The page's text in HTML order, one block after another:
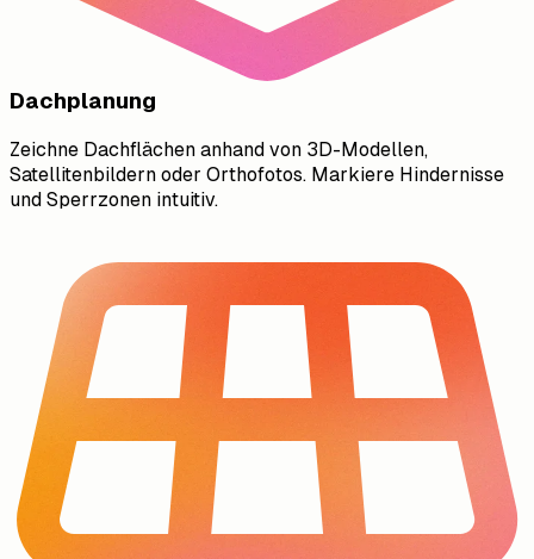
Dachplanung
Zeichne Dachflächen anhand von 3D-Modellen,
Satellitenbildern oder Orthofotos. Markiere Hindernisse
und Sperrzonen intuitiv.